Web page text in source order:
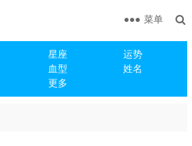
星座
运势
血型
姓名
更多
菜单